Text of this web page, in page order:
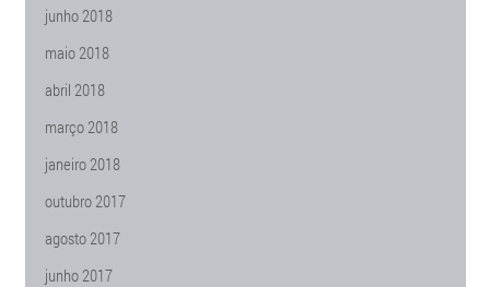
junho 2018
maio 2018
abril 2018
março 2018
janeiro 2018
outubro 2017
agosto 2017
junho 2017